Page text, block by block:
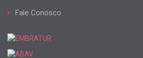
Fale Conosco